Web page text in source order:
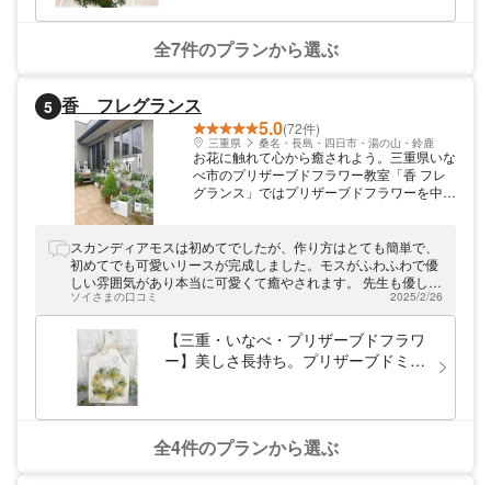
全7件のプランから選ぶ
5 香 フレグランス
5.0(72件)
三重県 桑名・長島・四日市・湯の山・鈴鹿
お花に触れて心から癒されよう。三重県いな
べ市のプリザーブドフラワー教室「香 フレ
グランス」ではプリザーブドフラワーを中心
す。初心者でも簡単に楽しめる1日体験も行
っており、アロマワックスサシェやアロマキ
ャンドル等もお作りいただけます。「伊勢治
田駅」から徒歩５分。居心地のいい空間で笑
顔溢れる時間をお過ごし下さい。
スカンディアモスは初めてでしたが、作り方はとても簡単で、
初めてでも可愛いリースが完成しました。モスがふわふわで優
しい雰囲気があり本当に可愛くて癒やされます。 先生も優し
く、持ち込んだ飾りも快く対応していただき大満足の作品を作
ることができました。 他にも色々なものが作れるとのことなの
で、次は別の作品にも挑戦してみたいと思いました。またぜひ
伺います♪
ソイさまの口コミ 2025/2/26
【三重・いなべ・プリザーブドフラワ
ー】美しさ長持ち。プリザーブドミニ
全4件のプランから選ぶ